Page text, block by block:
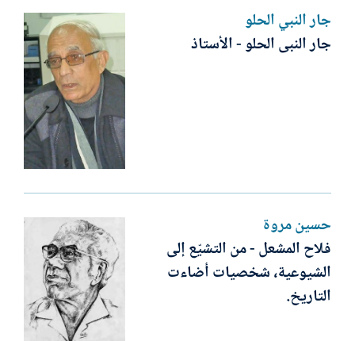
جار النبي الحلو
جار النبى الحلو - الأستاذ
حسين مروة
فلاح المشعل - من التشيّع إلى
الشيوعية، شخصيات أضاءت
التاريخ.